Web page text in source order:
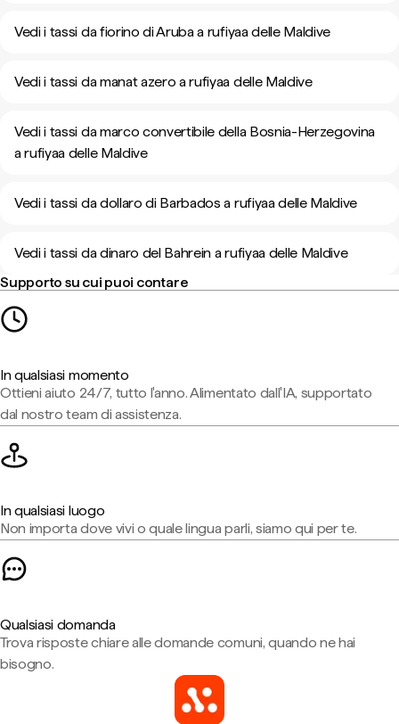
Vedi i tassi da fiorino di Aruba a rufiyaa delle Maldive
Vedi i tassi da manat azero a rufiyaa delle Maldive
Vedi i tassi da marco convertibile della Bosnia-Herzegovina
a rufiyaa delle Maldive
Vedi i tassi da dollaro di Barbados a rufiyaa delle Maldive
Vedi i tassi da dinaro del Bahrein a rufiyaa delle Maldive
Supporto su cui puoi contare
In qualsiasi momento
Ottieni aiuto 24/7, tutto l'anno. Alimentato dall'IA, supportato
dal nostro team di assistenza.
In qualsiasi luogo
Non importa dove vivi o quale lingua parli, siamo qui per te.
Qualsiasi domanda
Trova risposte chiare alle domande comuni, quando ne hai
bisogno.